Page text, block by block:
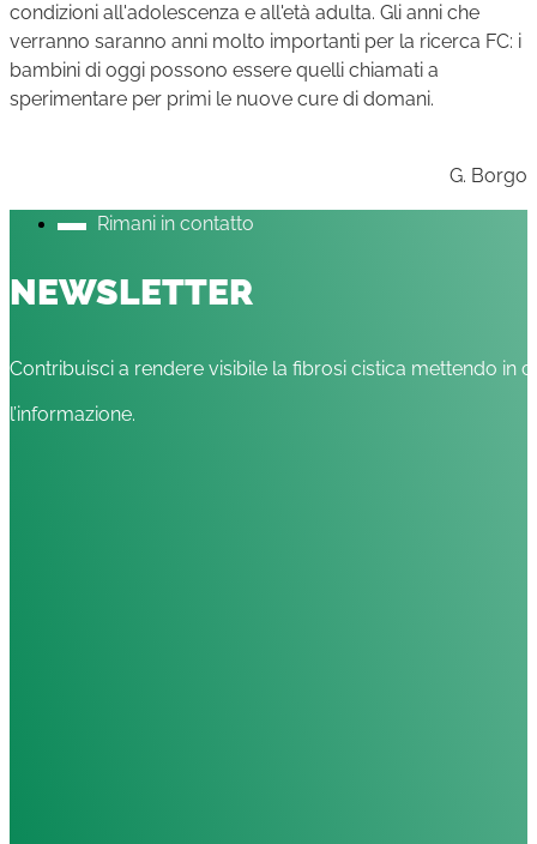
condizioni all'adolescenza e all'età adulta. Gli anni che
verranno saranno anni molto importanti per la ricerca FC: i
bambini di oggi possono essere quelli chiamati a
sperimentare per primi le nuove cure di domani.
G. Borgo
Rimani in contatto
NEWSLETTER
Contribuisci a rendere visibile la fibrosi cistica mettendo in
l’informazione.